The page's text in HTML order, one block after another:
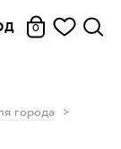
0
города